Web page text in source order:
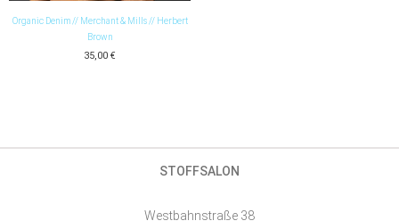
Organic Denim // Merchant & Mills // Herbert
Brown
35,00 €
STOFFSALON
Westbahnstraße 38